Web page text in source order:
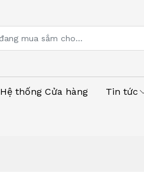
Hệ thống Cửa hàng Tin tức